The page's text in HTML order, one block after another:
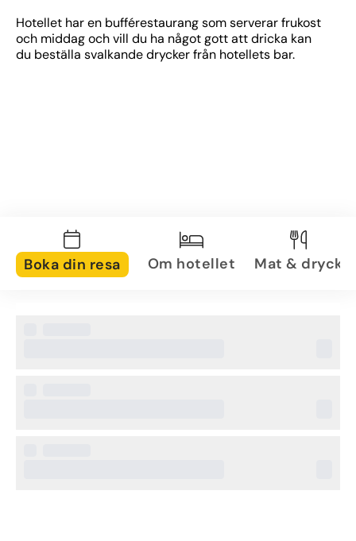
Hotellet har en bufférestaurang som serverar frukost
och middag och vill du ha något gott att dricka kan
du beställa svalkande drycker från hotellets bar.
Boka din resa Om hotellet Mat & dryck